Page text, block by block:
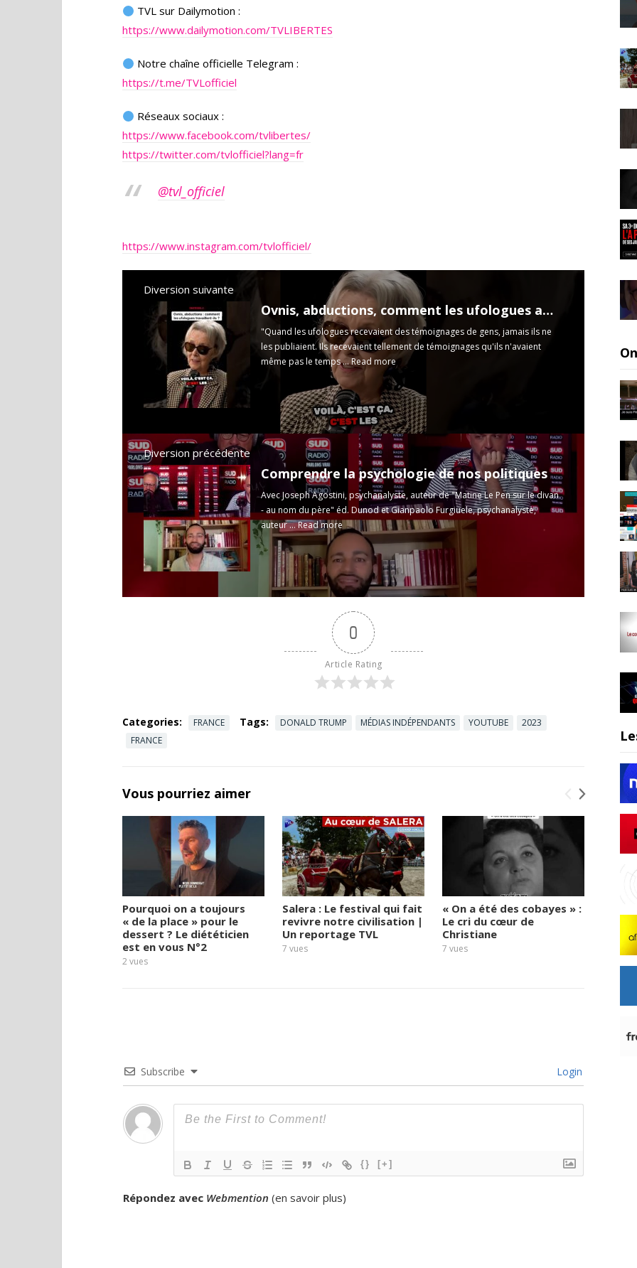
TVL sur Dailymotion :
https://www.dailymotion.com/TVLIBERTES
Notre chaîne officielle Telegram :
https://t.me/TVLofficiel
Réseaux sociaux :
https://www.facebook.com/tvlibertes/
https://twitter.com/tvlofficiel?lang=fr
@tvl_officiel
https://www.instagram.com/tvlofficiel/
Diversion suivante
Ovnis, abductions, comment les ufologues américains travaillent-ils ?
"Quand les ufologues recevaient des témoignages de gens, jamais ils ne
les publiaient. Ils recevaient tellement de témoignages qu'ils n'avaient
même pas le temps ...Read more
Diversion précédente
Comprendre la psychologie de nos politiques
Avec Joseph Agostini, psychanalyste, auteur de "Matine Le Pen sur le divan
- au nom du père" éd. Dunod et Gianpaolo Furgiuele, psychanalyste,
auteur ...Read more
0
Article Rating
Categories: FRANCE Tags: DONALD TRUMP MÉDIAS INDÉPENDANTS YOUTUBE
2023
FRANCE
Vous pourriez aimer
Pourquoi on a toujours
« de la place » pour le
dessert ? Le diététicien
est en vous N°2
2vues
Salera : Le festival qui fait
revivre notre civilisation |
Un reportage TVL
7 vues
« On a été des cobayes » :
Le cri du cœur de
Christiane
7 vues
plus
Subscribe Login
{} [+]
Répondez avec Webmention (en savoir plus)